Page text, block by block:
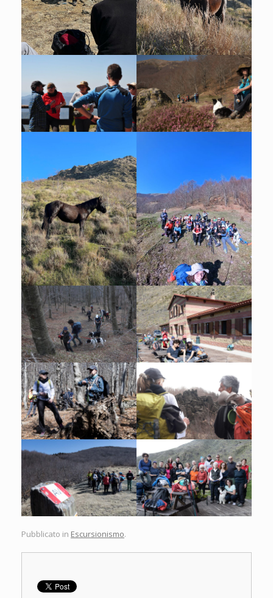
Pubblicato in Escursionismo.